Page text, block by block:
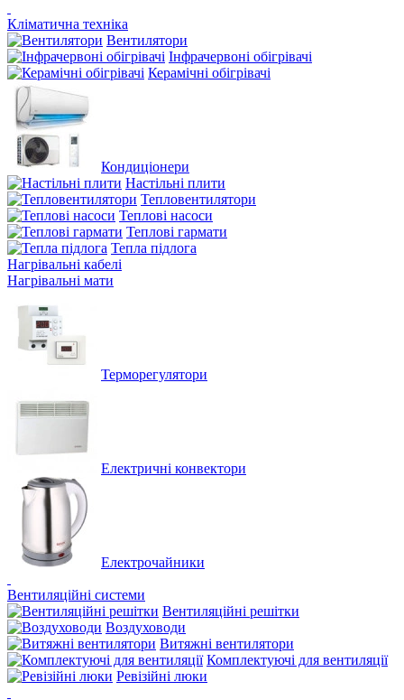
Кліматична техніка
Вентилятори
Інфрачервоні обігрівачі
Керамічні обігрівачі
Кондиціонери
Настільні плити
Тепловентилятори
Теплові насоси
Теплові гармати
Тепла підлога
Нагрівальні кабелі
Нагрівальні мати
Терморегулятори
Електричні конвектори
Електрочайники
Вентиляційні системи
Вентиляційні решітки
Воздуховоди
Витяжні вентилятори
Комплектуючі для вентиляції
Ревізійні люки